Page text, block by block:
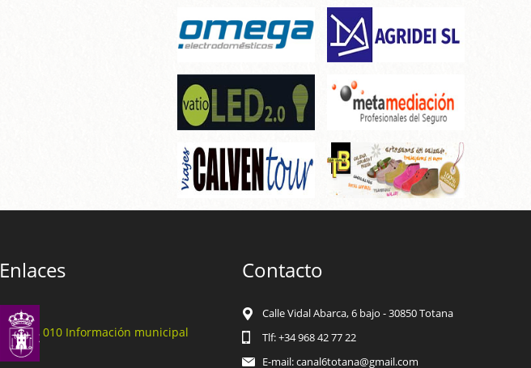
Enlaces
010 Información municipal
Contacto
Calle Vidal Abarca, 6 bajo - 30850 Totana
Tlf: +34 968 42 77 22
E-mail: canal6totana@gmail.com